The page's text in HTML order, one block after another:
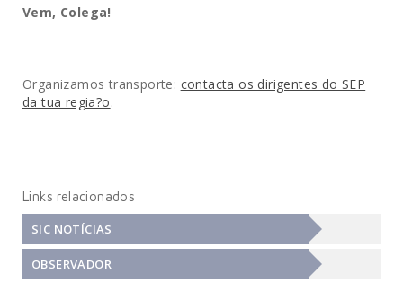
Vem, Colega!
Organizamos transporte: contacta os dirigentes do SEP
da tua regia?o.
Links relacionados
SIC NOTÍCIAS
OBSERVADOR